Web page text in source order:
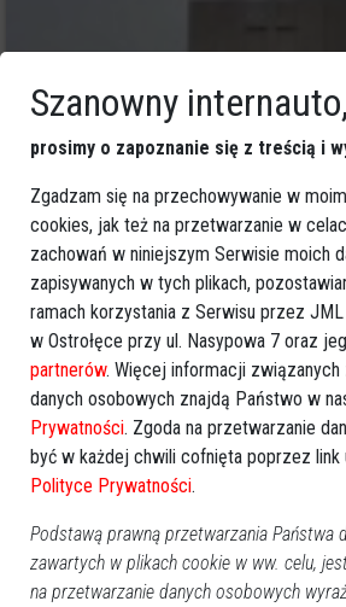
2012-03-20 13:55
Szanowny internauto,
prosimy o zapoznanie się z treścią i
Zgadzam się na przechowywanie w
cookies, jak też na przetwarzanie w
zachowań w niniejszym Serwisie moich
zapisywanych w tych plikach,
ramach korzystania z Serwisu przez
w Ostrołęce przy ul. Nasypowa 7 oraz
partnerów. Więcej informacji
danych osobowych znajdą Państwo w
Prywatności. Zgoda na przetwarzanie
być w każdej chwili cofnięta poprzez
Polityce Prywatności.
Podstawą prawną przetwarzania Państwa
zawartych w plikach cookie w ww. celu,
na przetwarzanie danych osobowych